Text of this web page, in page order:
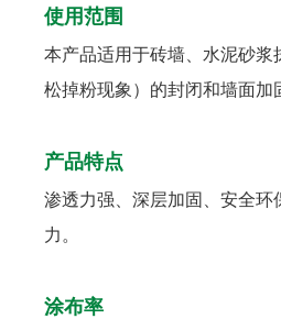
使用范围
本产品适用于砖墙、水泥砂浆
松掉粉现象）的封闭和墙面加
产品特点
渗透力强、深层加固、安全环
力。
涂布率